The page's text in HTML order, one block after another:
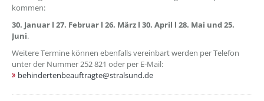
kommen:
30. Januar l 27. Februar l 26. März l 30. April l 28. Mai und 25.
Juni.
Weitere Termine können ebenfalls vereinbart werden per Telefon
unter der Nummer 252 821 oder per E-Mail:
behindertenbeauftragte@stralsund.de